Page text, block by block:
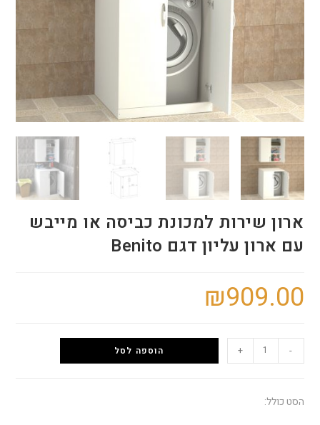
ארון שירות למכונת כביסה או מייבש
עם ארון עליון דגם Benito
₪909.00
-
+ הוספה לסל
הסט כולל: